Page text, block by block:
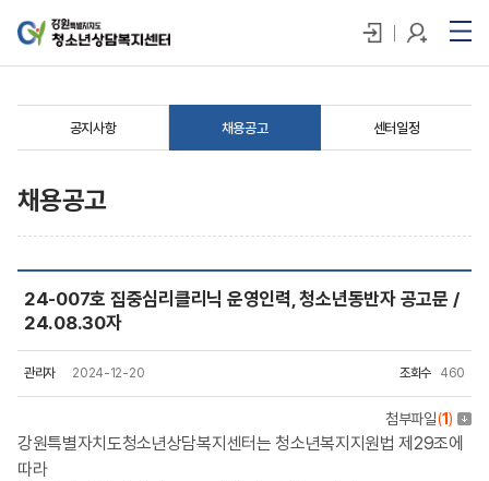
공지사항 채용공고 센터일정
채용공고
24-007호 집중심리클리닉 운영인력, 청소년동반자 공고문 /
24.08.30자
관리자 2024-12-20 조회수 460
첨부파일(1)
강원특별자치도청소년상담복지센터는 청소년복지지원법 제29조에
따라